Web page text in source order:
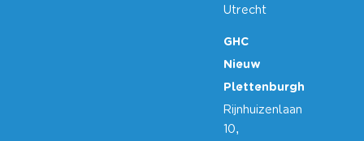
Utrecht
GHC
Nieuw
Plettenburgh
Rijnhuizenlaan
10,